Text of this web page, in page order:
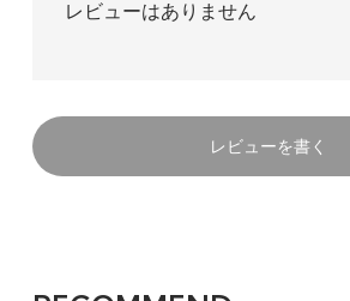
レビューはありません
レビューを書く